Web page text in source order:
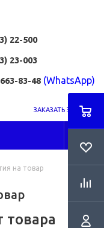
22-500
23-003
83-48 (WhatsApp)
ЗАКАЗАТЬ ЗВОНОК
на товар
товара